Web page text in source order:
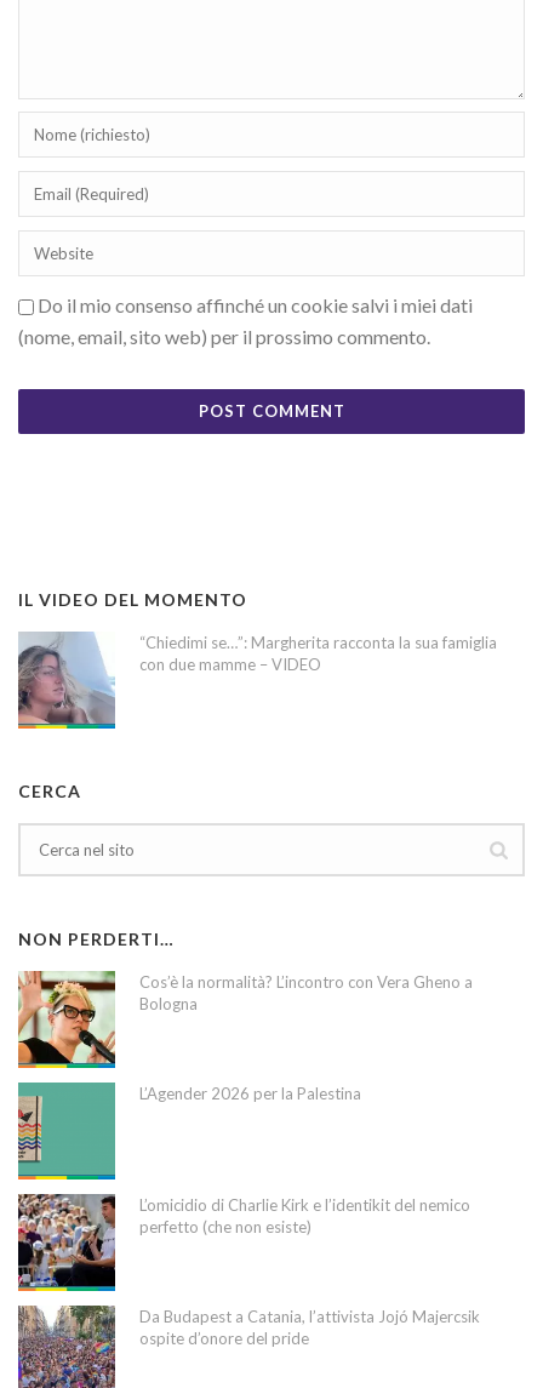
Do il mio consenso affinché un cookie salvi i miei dati
(nome, email, sito web) per il prossimo commento.
IL VIDEO DEL MOMENTO
“Chiedimi se…”: Margherita racconta la sua famiglia
con due mamme – VIDEO
CERCA
NON PERDERTI…
Cos’è la normalità? L’incontro con Vera Gheno a
Bologna
L’Agender 2026 per la Palestina
L’omicidio di Charlie Kirk e l’identikit del nemico
perfetto (che non esiste)
Da Budapest a Catania, l’attivista Jojó Majercsik
ospite d’onore del pride